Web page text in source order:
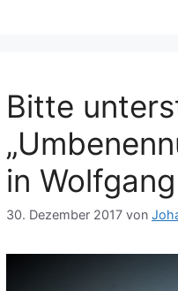
Bitte
in
30. Dezember 2017 von